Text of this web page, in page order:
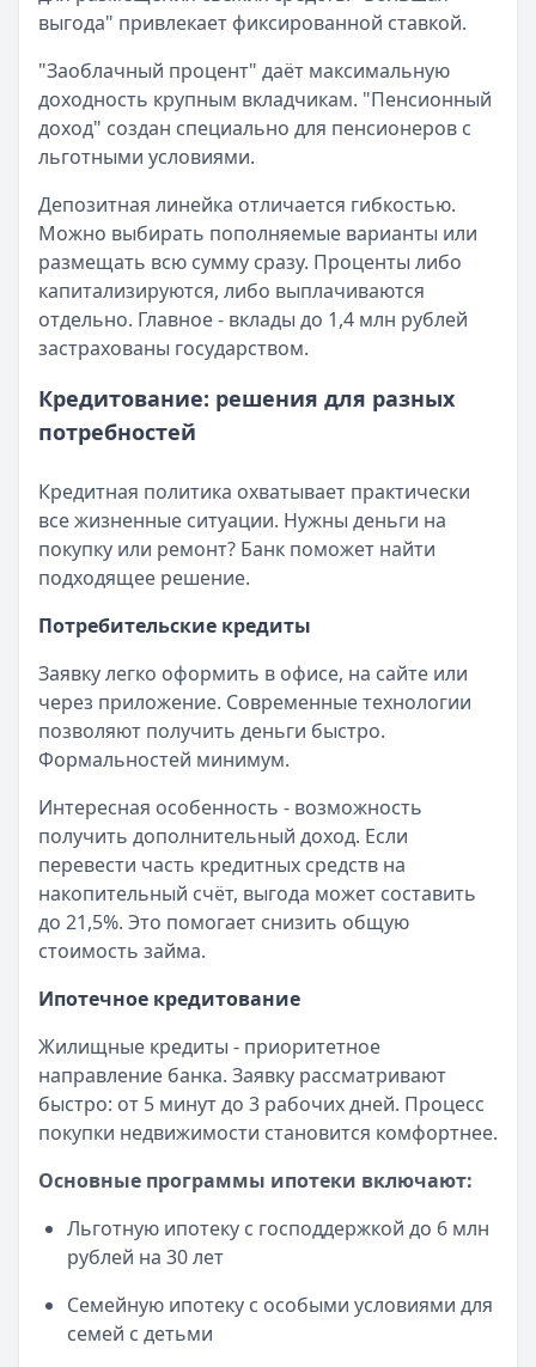
Банк ПСБ— Твой кешбэк
Обслуживание:
Бесплатно
Рейтинг:4.7
Банк ПСБ— Orange Premium Club
Обслуживание:Бесплатно
Рейтинг: 4.7
Т-Банк— S7 — T‑Bank Premium
Обслуживание:Бесплатно
Рейтинг:4.6
Т-Банк— Джуниор
Обслуживание:Бесплатно
Рейтинг:4.6
Кэшбэк:до 60%
Обслуживание:Бесплатно
Банк ПСБ— Пенсионная
Обслуживание:Бесплатно
Рейтинг:4.7
Все дебетовые карты
российском финансовом рынке, продолжая
современные решения.
выгода" привлекает фиксированной ставкой.
"Заоблачный процент" даёт максимальную
доходность крупным вкладчикам. "Пенсионный
доход" создан специально для пенсионеров с
льготными условиями.
Депозитная линейка отличается гибкостью.
Можно выбирать пополняемые варианты или
размещать всю сумму сразу. Проценты либо
капитализируются, либо выплачиваются
отдельно. Главное - вклады до 1,4 млн рублей
застрахованы государством.
Кредитование: решения для разных
потребностей
Кредитная политика охватывает практически
все жизненные ситуации. Нужны деньги на
покупку или ремонт? Банк поможет найти
подходящее решение.
Потребительские кредиты
Заявку легко оформить в офисе, на сайте или
через приложение. Современные технологии
позволяют получить деньги быстро.
Формальностей минимум.
Интересная особенность - возможность
получить дополнительный доход. Если
перевести часть кредитных средств на
накопительный счёт, выгода может составить
до 21,5%. Это помогает снизить общую
стоимость займа.
Ипотечное кредитование
Жилищные кредиты - приоритетное
направление банка. Заявку рассматривают
быстро: от 5 минут до 3 рабочих дней. Процесс
покупки недвижимости становится комфортнее.
Основные программы ипотеки включают:
Льготную ипотеку с господдержкой до 6 млн
рублей на 30 лет
Семейную ипотеку с особыми условиями для
семей с детьми